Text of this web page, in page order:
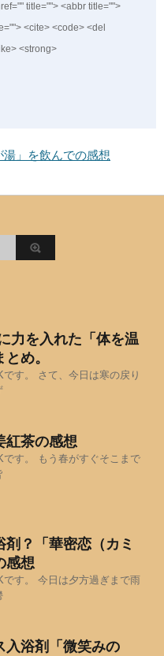
title=""> <abbr title="">
<cite> <code> <del
<strong>
」を飲んでの感想
力を入れた「体を温
め。
です。 さて、今日は寒の戻り
紅茶の感想
です。 もう春がすぐそこまで
剤？「華密恋（カミ
感想
です。 今日は夕方過ぎまで雨
入浴剤「微笑みの